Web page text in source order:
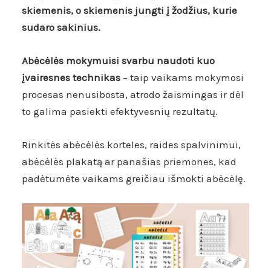
skiemenis, o skiemenis jungti į žodžius, kurie
sudaro sakinius.
Abėcėlės mokymuisi svarbu naudoti kuo
įvairesnes technikas – taip vaikams mokymosi
procesas nenusibosta, atrodo žaismingas ir dėl
to galima pasiekti efektyvesnių rezultatų.
Rinkitės abėcėlės korteles, raides spalvinimui,
abėcėlės plakatą ar panašias priemones, kad
padėtumėte vaikams greičiau išmokti abėcėlę.